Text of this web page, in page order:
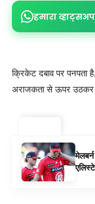
हमारा
क्रिकेट दबाव पर पनपता
अराजकता से ऊपर